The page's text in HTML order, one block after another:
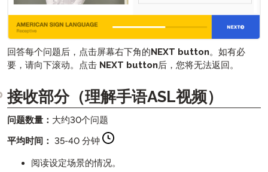
回答每个问题后，点击屏幕右下角的NEXT button。如有必
要，请向下滚动。点击 NEXT button后，您将无法返回。
接收部分（理解手语ASL视频）
问题数量： 大约30个问题
平均时间： 35-40 分钟
阅读设定场景的情况。